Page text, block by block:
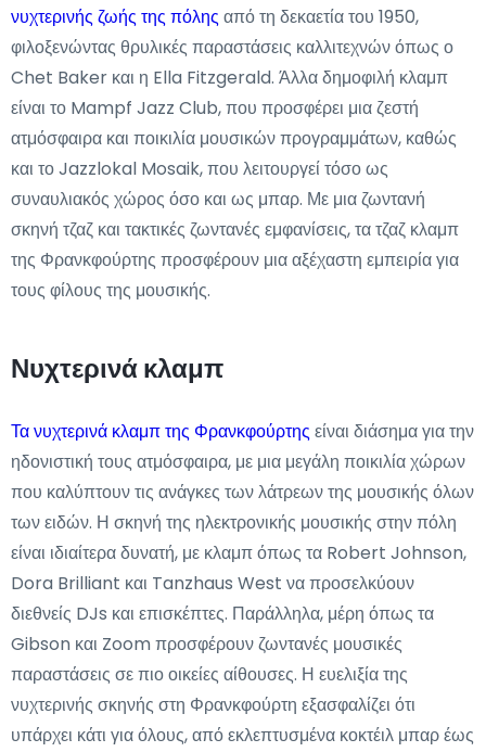
νυχτερινής ζωής της πόλης από τη δεκαετία του 1950,
φιλοξενώντας θρυλικές παραστάσεις καλλιτεχνών όπως ο
Chet Baker και η Ella Fitzgerald. Άλλα δημοφιλή κλαμπ
είναι το Mampf Jazz Club, που προσφέρει μια ζεστή
ατμόσφαιρα και ποικιλία μουσικών προγραμμάτων, καθώς
και το Jazzlokal Mosaik, που λειτουργεί τόσο ως
συναυλιακός χώρος όσο και ως μπαρ. Με μια ζωντανή
σκηνή τζαζ και τακτικές ζωντανές εμφανίσεις, τα τζαζ κλαμπ
της Φρανκφούρτης προσφέρουν μια αξέχαστη εμπειρία για
τους φίλους της μουσικής.
Νυχτερινά κλαμπ
Τα νυχτερινά κλαμπ της Φρανκφούρτης είναι διάσημα για την
ηδονιστική τους ατμόσφαιρα, με μια μεγάλη ποικιλία χώρων
που καλύπτουν τις ανάγκες των λάτρεων της μουσικής όλων
των ειδών. Η σκηνή της ηλεκτρονικής μουσικής στην πόλη
είναι ιδιαίτερα δυνατή, με κλαμπ όπως τα Robert Johnson,
Dora Brilliant και Tanzhaus West να προσελκύουν
διεθνείς DJs και επισκέπτες. Παράλληλα, μέρη όπως τα
Gibson και Zoom προσφέρουν ζωντανές μουσικές
παραστάσεις σε πιο οικείες αίθουσες. Η ευελιξία της
νυχτερινής σκηνής στη Φρανκφούρτη εξασφαλίζει ότι
υπάρχει κάτι για όλους, από εκλεπτυσμένα κοκτέιλ μπαρ έως